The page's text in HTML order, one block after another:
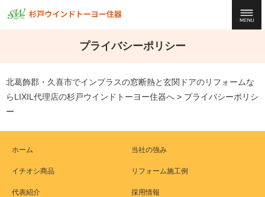
プライバシーポリシー
北葛飾郡・久喜市でインプラスの窓断熱と玄関ドアのリフォームな
らLIXIL代理店の杉戸ウインドトーヨー住器へ > プライバシーポリシ
ー
ホーム 当社の強み
イチオシ商品 リフォーム施工例
代表紹介 採用情報